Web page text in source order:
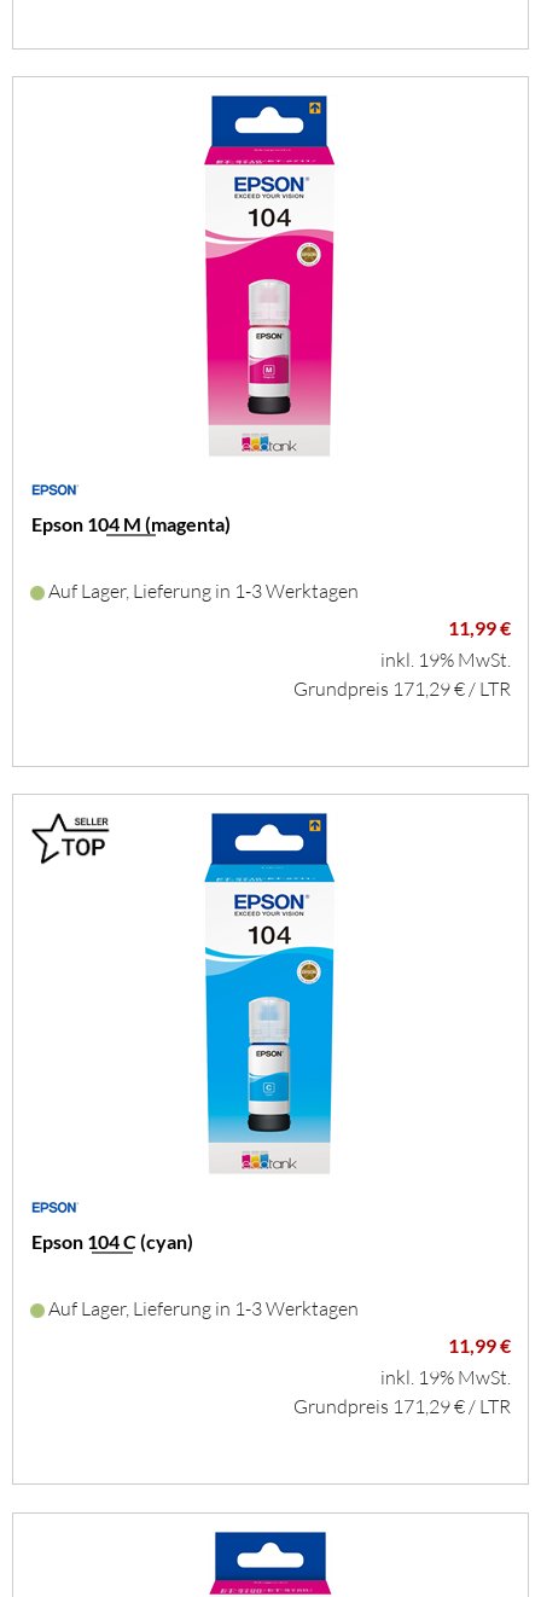
Epson 104 M (magenta)
Auf Lager, Lieferung in 1-3 Werktagen
11,99 €
inkl. 19% MwSt.
Grundpreis 171,29 € / LTR
Epson 104 C (cyan)
Auf Lager, Lieferung in 1-3 Werktagen
11,99 €
inkl. 19% MwSt.
Grundpreis 171,29 € / LTR